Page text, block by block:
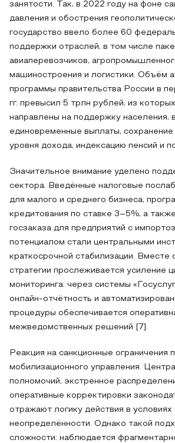
занятости. Так, в 2022 году на фоне
давления и обострения
государство ввело более 60
поддержки отраслей, в том числе
авиаперевозчиков,
машиностроения и логистики. Объём
программы правительства России в
гг. превысил 5 трлн рублей, из
направлены на поддержку населения,
единовременные выплаты, сохранение
уровня дохода, индексацию пенсий и
Значительное внимание уделено
сектора. Введённые налоговые
для малого и среднего бизнеса,
кредитования по ставке 3–5%, а
госзаказа для предприятий с
потенциалом стали центральными
краткосрочной стабилизации. Вместе
стратегии прослеживается усиление
мониторинга: через системы
онлайн-отчётность и
процедуры обеспечивается
межведомственных решений [7].
Реакция на санкционные ограничения
мобилизационного управления.
полномочий, экстренное
оперативные корректировки
отражают логику действия в условиях
неопределённости. Однако такой
сложности: наблюдается